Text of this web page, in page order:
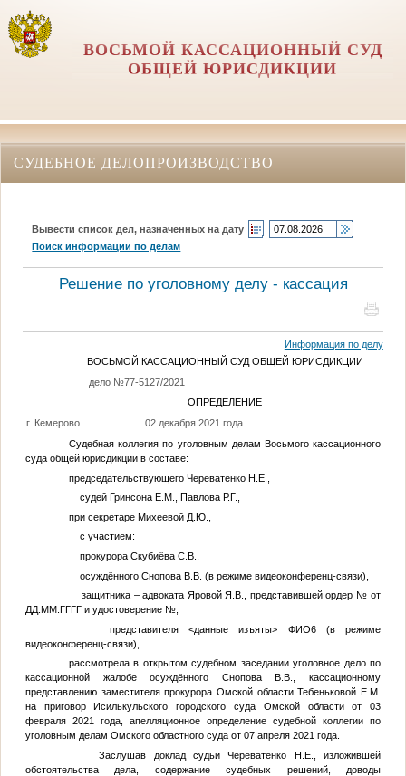
ВОСЬМОЙ КАССАЦИОННЫЙ СУД
ОБЩЕЙ ЮРИСДИКЦИИ
СУДЕБНОЕ ДЕЛОПРОИЗВОДСТВО
Вывести список дел, назначенных на дату
Поиск информации по делам
Решение по уголовному делу - кассация
Информация по делу
ВОСЬМОЙ КАССАЦИОННЫЙ СУД ОБЩЕЙ ЮРИСДИКЦИИ
дело №77-5127/2021
ОПРЕДЕЛЕНИЕ
г. Кемерово
02 декабря 2021 года
Судебная коллегия по уголовным делам Восьмого кассационного
суда общей юрисдикции в составе:
председательствующего Череватенко Н.Е.,
судей Гринсона Е.М., Павлова Р.Г.,
при секретаре Михеевой Д.Ю.,
с участием:
прокурора Скубиёва С.В.,
осуждённого Снопова В.В. (в режиме видеоконференц-связи),
защитника – адвоката Яровой Я.В., представившей ордер № от
ДД.ММ.ГГГГи удостоверение №,
представителя<данные изъяты> ФИО6(в режиме
видеоконференц-связи),
рассмотрела в открытом судебном заседании уголовное дело по
кассационной жалобе осуждённого Снопова В.В., кассационному
представлению заместителя прокурора Омской области Тебеньковой Е.М.
на приговор Исилькульского городского суда Омской области от 03
февраля 2021 года, апелляционное определение судебной коллегии по
уголовным делам Омского областного суда от 07 апреля 2021 года.
Заслушав доклад судьи Череватенко Н.Е., изложившей
обстоятельства дела, содержание судебных решений, доводы